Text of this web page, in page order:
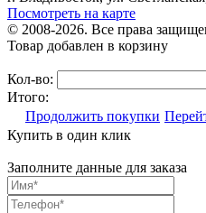
Посмотреть на карте
© 2008-2026. Все права
Товар добавлен в корзину
Кол-во:
Итого:
Продолжить покупки
Купить в один клик
Заполните данные для заказа